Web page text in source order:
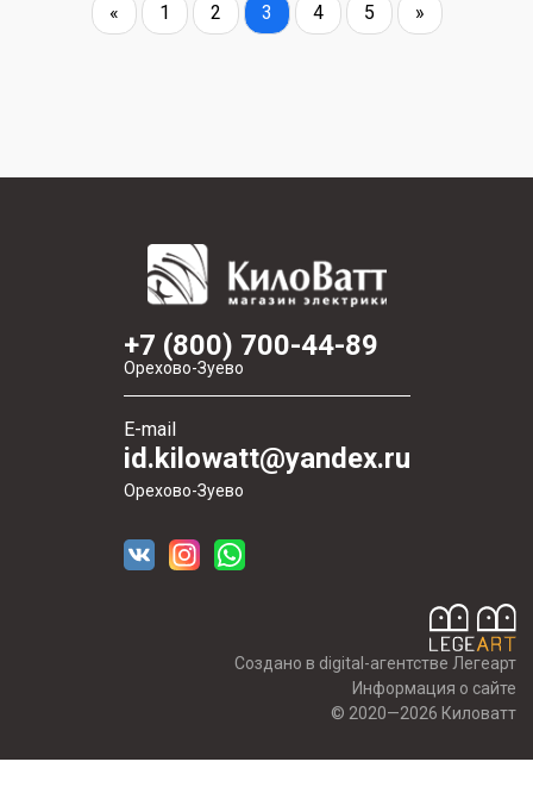
« 1 2 3 4 5 »
+7 (800) 700-44-89
Орехово-Зуево
E-mail
id.kilowatt@yandex.ru
Орехово-Зуево
© 2020—2026 Киловатт
Создано в digital-агентстве Легеарт
Информация о сайте